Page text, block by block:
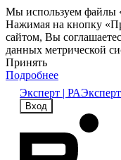
Мы используем файлы
Нажимая на кнопку
сайтом, Вы
данных метрической
Принять
Подробнее
Эксперт | РА
Вход